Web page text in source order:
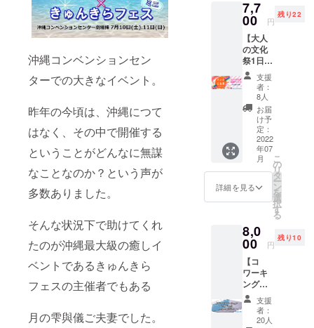
沖縄コンベンションセン
ターでの大きなイベント。
昨年の今頃は、沖縄につて
はなく、その中で開催する
ということがどんなに無謀
なことなのか？という声が
多数ありました。
そんな状況下で助けてくれ
たのが沖縄最大級の癒しイ
ベントであるきゅんきら
フェスの主催者でもある
月の雫與儀ご夫妻でした。
1day利
用チ
枚にな
りま
す。
どんな
場所に
なった
か
なぁ？
を体験
しにき
てくだ
さい。
※メール
にて御
け予定
です。
※新型コ
ロナウ
イルス
の影響
により
延期・
中止の
『ネイ
ティブ
アメリ
カン(イ
ンディ
アン)フ
ルート
初級講
座』
6,600円
(税込)+
コワー
キング
スペー
スやカ
ル
チャー
ケット
1,000円
7,700円
相当が
6,000円
で受け
られま
す。 ※
7,7
00 円
残り22
【大人
の文化
祭1日参
加券
（沖縄
or名古
屋）】
7700円
〇
クラ・
モチ
ベー
ション
主催で
開催を
ント
「大人
の文化
祭」1日
出展権
利にな
りま
す。
通常
支援
者：
8人
お届
け予
定：
2022
年07
月
詳細を見る
こ
の
リ
タ
ー
ン
を
選
択
す
る
8,0
00 円
残り10
【コ
ワーキ
ングス
ペース
やカル
チャー
支援
者：
20人